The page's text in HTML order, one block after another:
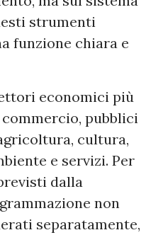
strumenti
funzione chiara e
economici più
pubblici
cultura,
e servizi. Per
dalla
non
separatamente,